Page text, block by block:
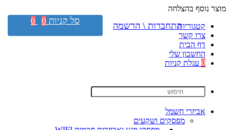
מוצר נוסף בהצלחה
קטגוריות
צרו קשר
דף הבית
החשבון שלי
0 עגלת קניות
אביזרי חשמל
מפסקים ושקעים
התחברות \ הרשמה סל קניות 0
0